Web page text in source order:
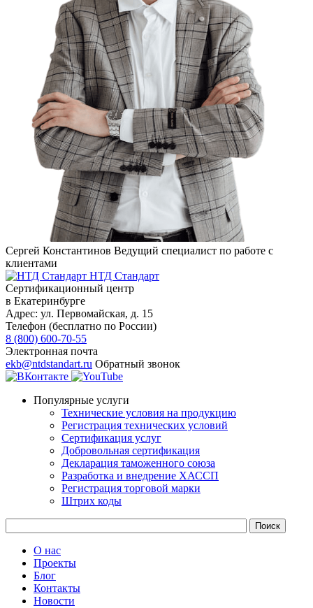
Сергей Константинов Ведущий специалист по работе с
клиентами
НТД Стандарт
Сертификационный центр
в Екатеринбурге
Адрес: ул. Первомайская, д. 15
Телефон (бесплатно по России)
8 (800) 600-70-55
Электронная почта
ekb@ntdstandart.ru Обратный звонок
Популярные услуги
Технические условия на продукцию
Регистрация технических условий
Сертификация услуг
Добровольная сертификация
Декларация таможенного союза
Разработка и внедрение ХАССП
Регистрация торговой марки
Штрих коды
О нас
Проекты
Блог
Контакты
Новости